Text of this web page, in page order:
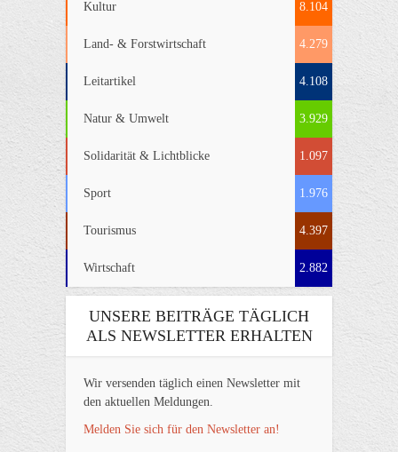
Kultur 8.104
Land- & Forstwirtschaft 4.279
Leitartikel 4.108
Natur & Umwelt 3.929
Solidarität & Lichtblicke 1.097
Sport 1.976
Tourismus 4.397
Wirtschaft 2.882
UNSERE BEITRÄGE TÄGLICH
ALS NEWSLETTER ERHALTEN
Wir versenden täglich einen Newsletter mit
den aktuellen Meldungen.
Melden Sie sich für den Newsletter an!